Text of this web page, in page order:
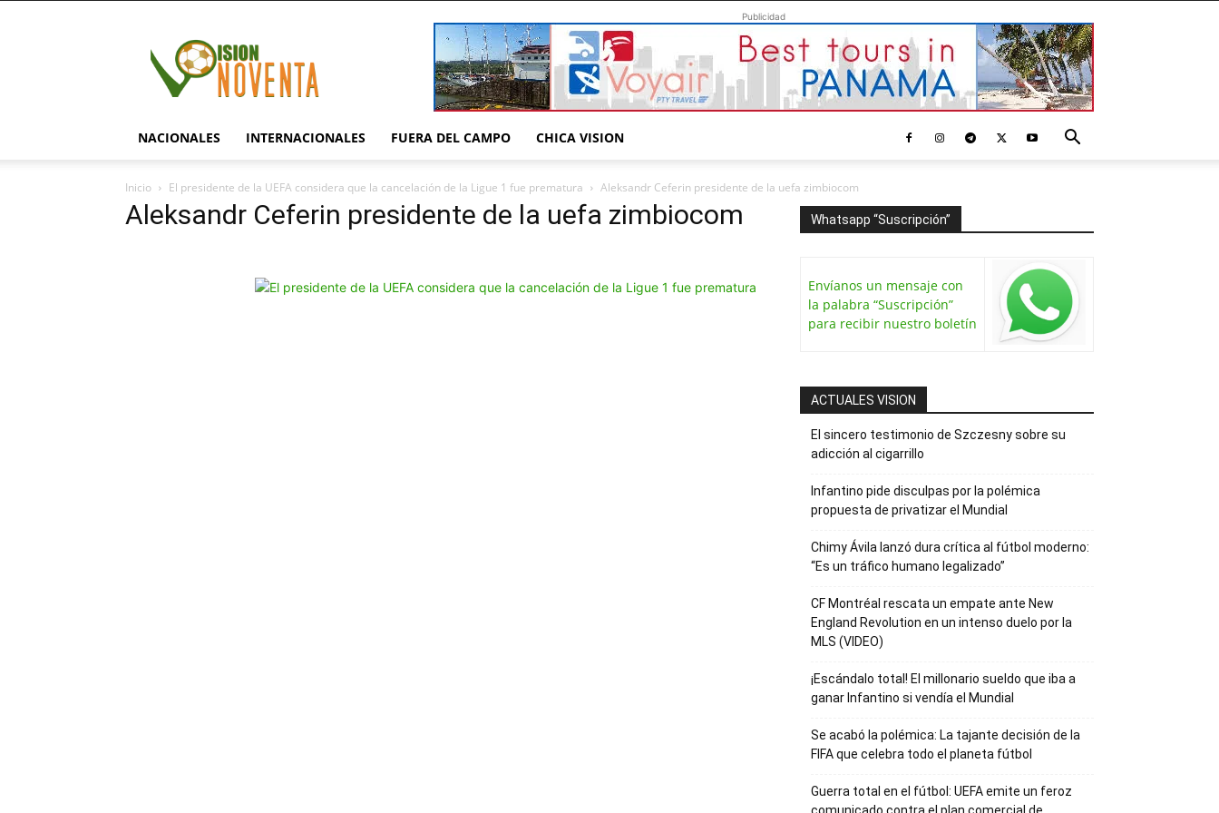
Publicidad
NACIONALES INTERNACIONALES FUERA DEL CAMPO CHICA VISION
Inicio El presidente de la UEFA considera que la cancelación de la Ligue 1 fue prematura Aleksandr Ceferin presidente de la uefa zimbiocom
Aleksandr Ceferin presidente de la uefa zimbiocom Whatsapp “Suscripción”
Envíanos un mensaje con
la palabra “Suscripción”
para recibir nuestro boletín
ACTUALES VISION
El sincero testimonio de Szczesny sobre su
adicción al cigarrillo
Infantino pide disculpas por la polémica
propuesta de privatizar el Mundial
Chimy Ávila lanzó dura crítica al fútbol moderno:
“Es un tráfico humano legalizado”
CF Montréal rescata un empate ante New
England Revolution en un intenso duelo por la
MLS (VIDEO)
¡Escándalo total! El millonario sueldo que iba a
ganar Infantino si vendía el Mundial
Se acabó la polémica: La tajante decisión de la
FIFA que celebra todo el planeta fútbol
Guerra total en el fútbol: UEFA emite un feroz